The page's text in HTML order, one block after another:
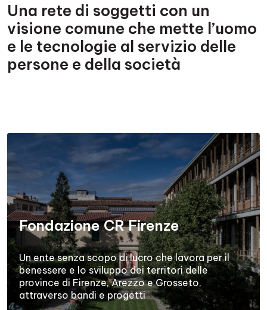
Una rete di soggetti con un
visione comune che mette l’uomo
e le tecnologie al servizio delle
persone e della società
Fondazione CR Firenze
Un ente senza scopo di lucro che lavora per il
benessere e lo sviluppo dei territori delle
province di Firenze, Arezzo e Grosseto,
attraverso bandi e progetti